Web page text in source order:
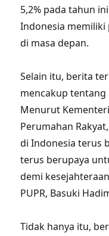
5,2% pada tahun
Indonesia
di masa depan.
Selain itu, berita
mencakup
Menurut
Perumahan
di Indonesia terus
terus berupaya
demi
PUPR, Basuki
Tidak hanya itu,